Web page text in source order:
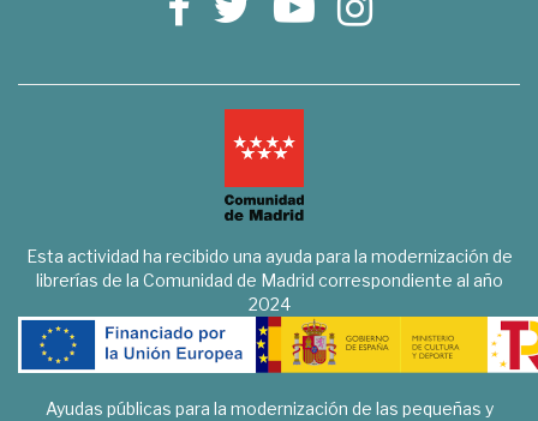
Esta actividad ha recibido una ayuda para la modernización de
librerías de la Comunidad de Madrid correspondiente al año
2024
Ayudas públicas para la modernización de las pequeñas y